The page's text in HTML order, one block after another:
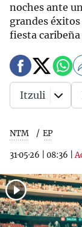
noches ante
grandes
fiesta caribeña
NTM EP
31·05·26 08:36 |
Itzuli